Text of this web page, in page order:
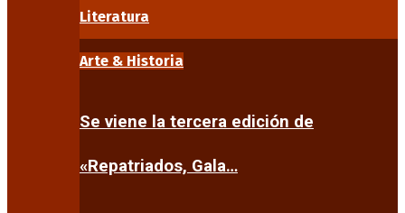
Literatura
Arte & Historia
Se viene la tercera edición de
«Repatriados, Gala…